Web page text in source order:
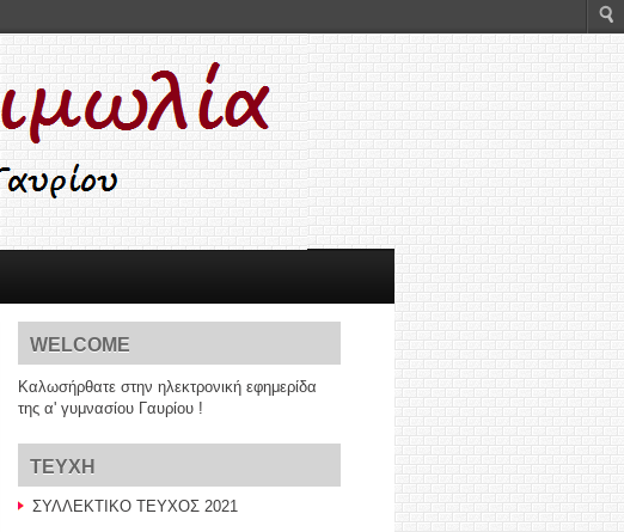
WELCOME
Καλωσήρθατε στην ηλεκτρονική εφημερίδα
της α' γυμνασίου Γαυρίου !
TEYXH
ΣΥΛΛΕΚΤΙΚΟ ΤΕΥΧΟΣ 2021